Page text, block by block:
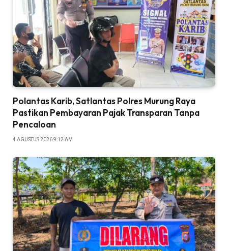
Polantas Karib, Satlantas Polres Murung Raya
Pastikan Pembayaran Pajak Transparan Tanpa
Pencaloan
4 AGUSTUS 2026 9:12 AM